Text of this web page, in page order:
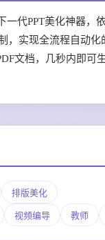
一代PPT美化神器
，实现全流程自动
文档，几秒内即
排版美化
视频编导 教师